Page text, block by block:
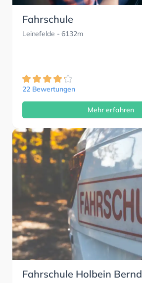
Fahrschule
Leinefelde - 6132m
22 Bewertungen
Mehr erfahren
Fahrschule Holbein Bernd